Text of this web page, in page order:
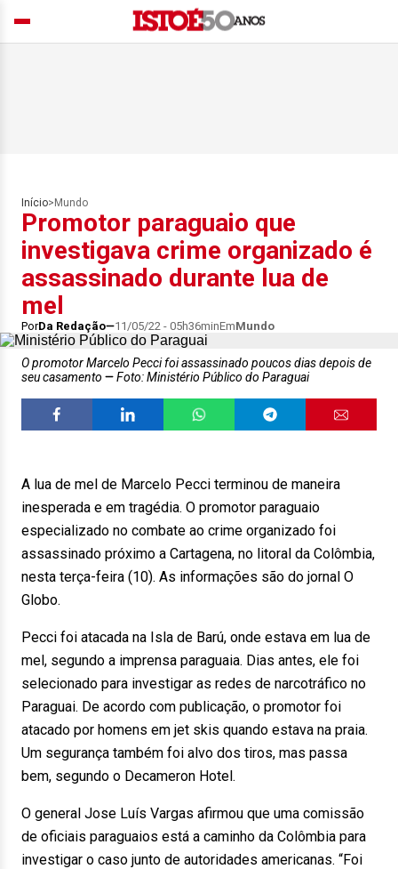
Início> Mundo
Promotor paraguaio que
investigava crime organizado é
assassinado durante lua de
mel
PorDa Redação 11/05/22 - 05h36minEmMundo
O promotor Marcelo Pecci foi assassinado poucos dias depois de
seu casamento
Foto: Ministério Público do Paraguai
A lua de mel de Marcelo Pecci terminou de maneira
inesperada e em tragédia. O promotor paraguaio
especializado no combate ao crime organizado foi
assassinado próximo a Cartagena, no litoral da Colômbia,
nesta terça-feira (10). As informações são do jornal O
Globo.
Pecci foi atacada na Isla de Barú, onde estava em lua de
mel, segundo a imprensa paraguaia. Dias antes, ele foi
selecionado para investigar as redes de narcotráfico no
Paraguai. De acordo com publicação, o promotor foi
atacado por homens em jet skis quando estava na praia.
Um segurança também foi alvo dos tiros, mas passa
bem, segundo o Decameron Hotel.
O general Jose Luís Vargas afirmou que uma comissão
de oficiais paraguaios está a caminho da Colômbia para
investigar o caso junto de autoridades americanas. “Foi